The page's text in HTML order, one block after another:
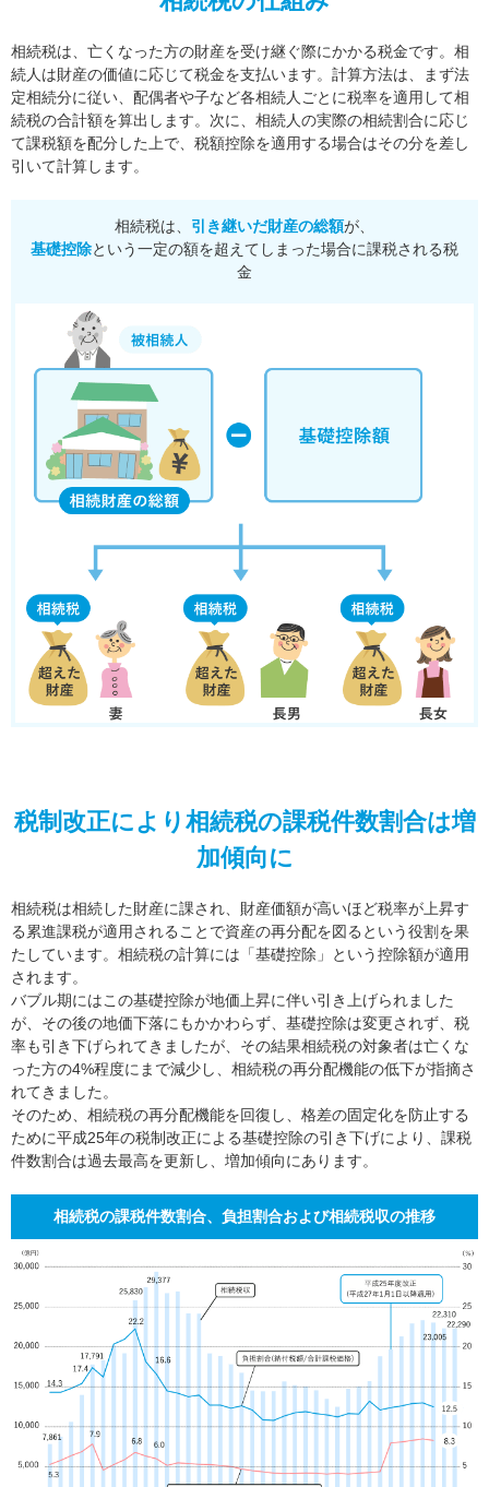
相続税は、亡くなった方の財産を受け継ぐ際にかかる税金です。相
続人は財産の価値に応じて税金を支払います。 計算方法は、まず法
定相続分に従い、配偶者や子など各相続人ごとに税率を適用して相
続税の合計額を算出します。 次に、相続人の実際の相続割合に応じ
て課税額を配分した上で、税額控除を適用する場合はその分を差し
引いて計算します。
相続税は、 引き継いだ財産の総額が、
基礎控除という一定の額を超えてしまった場合に課税される税
金
税制改正により相続税の課税件数割合は増
加傾向に
相続税は相続した財産に課され、財産価額が高いほど税率が上昇す
る累進課税が適用されることで資産の再分配を図るという役割を果
たしています。相続税の計算には「基礎控除」という控除額が適用
されます。
バブル期にはこの基礎控除が地価上昇に伴い引き上げられました
が、その後の地価下落にもかかわらず、基礎控除は変更されず、税
率も引き下げられてきましたが、その結果相続税の対象者は亡くな
った方の4%程度にまで減少し、相続税の再分配機能の低下が指摘さ
れてきました。
そのため、相続税の再分配機能を回復し、格差の固定化を防止する
ために平成25年の税制改正による基礎控除の引き下げにより、課税
件数割合は過去最高を更新し、増加傾向にあります。
相続税の課税件数割合、負担割合および相続税収の推移